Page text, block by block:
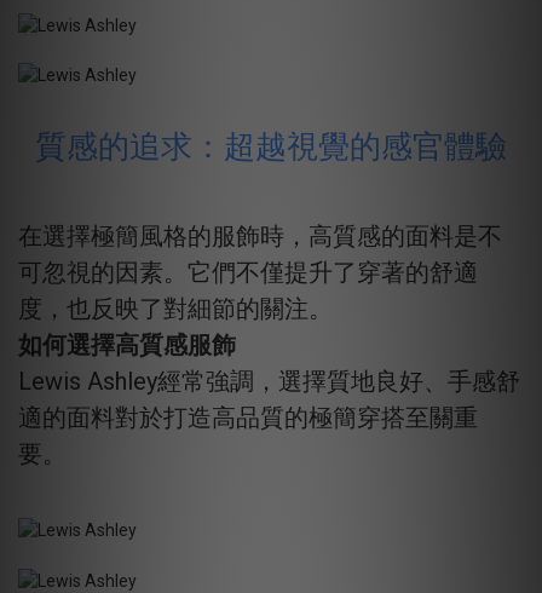
質感的追求：超越視覺的感官體驗
在選擇極簡風格的服飾時，高質感的面料是不
可忽視的因素。它們不僅提升了穿著的舒適
度，也反映了對細節的關注。
如何選擇高質感服飾
Lewis Ashley經常強調，選擇質地良好、手感舒
適的面料對於打造高品質的極簡穿搭至關重
要。